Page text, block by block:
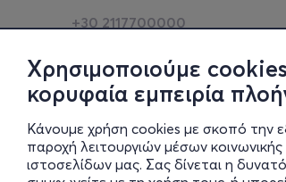
Χρησιμοποιούμε
κορυφαία εμπειρία
Κάνουμε χρήση cookies με σκοπό την
παροχή λειτουργιών μέσων
ιστοσελίδων μας. Σας δίνεται η
+30 2117700000
Φυσικά σημεία